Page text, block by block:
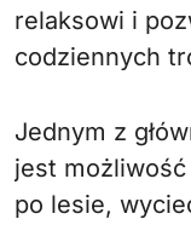
relaksowi i
codziennych
Jednym z
jest
po lesie,